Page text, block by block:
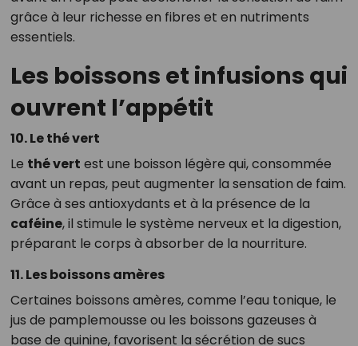
grâce à leur richesse en fibres et en nutriments
essentiels.
Les boissons et infusions qui
ouvrent l’appétit
10. Le thé vert
Le thé vert est une boisson légère qui, consommée
avant un repas, peut augmenter la sensation de faim.
Grâce à ses antioxydants et à la présence de la
caféine, il stimule le système nerveux et la digestion,
préparant le corps à absorber de la nourriture.
11. Les boissons amères
Certaines boissons amères, comme l’eau tonique, le
jus de pamplemousse ou les boissons gazeuses à
base de quinine, favorisent la sécrétion de sucs